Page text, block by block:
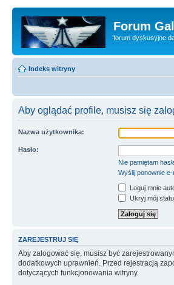
Forum
forum dyskusyjne
Indeks witryny
Aby oglądać profile, musisz się
Nazwa użytkownika:
Hasło:
Nie pamiętam
Wyślij ponownie
Loguj mnie
Ukryj mój
ZAREJESTRUJ SIĘ
Aby zalogować się, musisz być
dodatkowych uprawnień. Przed rejestracją
dotyczących funkcjonowania witryny.